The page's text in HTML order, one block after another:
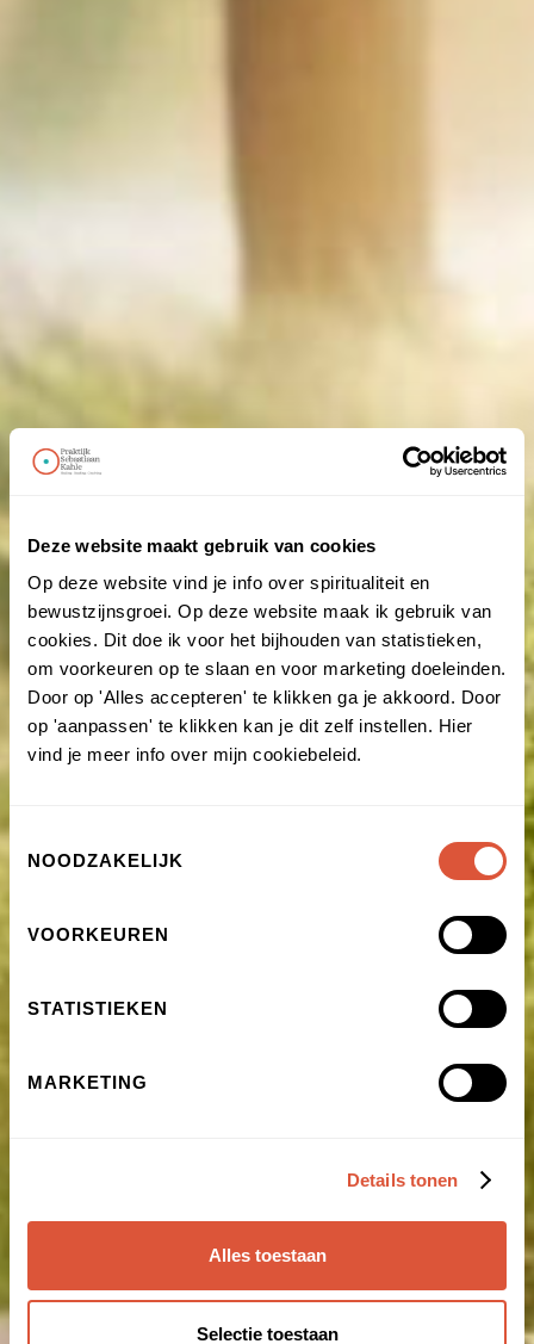
Deze website maakt gebruik van cookies
Op deze website vind je info over spiritualiteit en
bewustzijnsgroei. Op deze website maak ik gebruik van
cookies. Dit doe ik voor het bijhouden van statistieken,
om voorkeuren op te slaan en voor marketing doeleinden.
Door op 'Alles accepteren' te klikken ga je akkoord. Door
op 'aanpassen' te klikken kan je dit zelf instellen. Hier
vind je meer info over mijn cookiebeleid.
Toestemmingsselectie
NOODZAKELIJK
VOORKEUREN
STATISTIEKEN
MARKETING
Details tonen
Alles toestaan
Selectie toestaan